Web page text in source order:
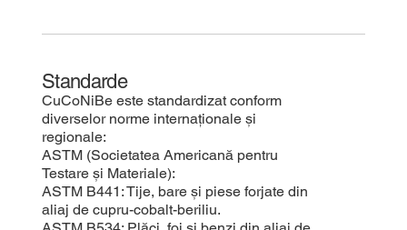
Standarde
CuCoNiBe este standardizat conform
diverselor norme internaționale și
regionale:
ASTM (Societatea Americană pentru
Testare și Materiale):
ASTM B441: Tije, bare și piese forjate din
aliaj de cupru-cobalt-beriliu.